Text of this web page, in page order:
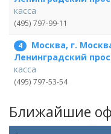
касса
(495) 797-99-11
4
Москва, г.
Ленинградский
касса
(495) 797-53-54
Ближайшие